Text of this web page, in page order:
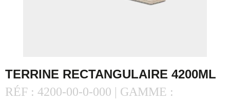
TERRINE RECTANGULAIRE 4200ML
RÉF : 4200-00-0-000 | GAMME :